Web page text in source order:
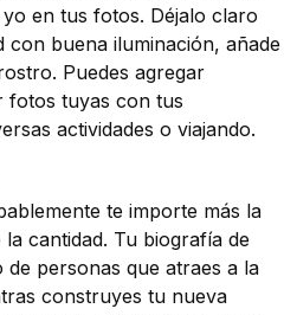
en tus fotos. Déjalo claro
con buena iluminación, añade
Puedes agregar
fotos tuyas con tus
actividades o viajando.
te importe más la
cantidad. Tu biografía de
personas que atraes a la
construyes tu nueva